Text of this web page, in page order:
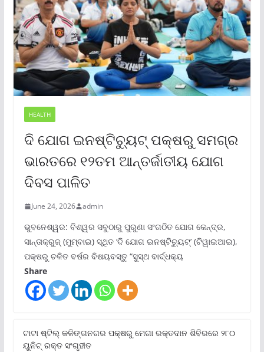
HEALTH
ଦି ଯୋଗ ଇନଷ୍ଟିଚ୍ୟୁଟ୍ ପକ୍ଷରୁ ସମଗ୍ର
ଭାରତରେ ୧୨ତମ ଆନ୍ତର୍ଜାତୀୟ ଯୋଗ
ଦିବସ ପାଳିତ
June 24, 2026 admin
ଭୁବନେଶ୍ୱର: ବିଶ୍ୱର ସବୁଠାରୁ ପୁରୁଣା ସଂଗଠିତ ଯୋଗ କେନ୍ଦ୍ର,
ସାନ୍ତାକ୍ରୁଜ୍ (ମୁମ୍ବାଇ) ସ୍ଥିତ ‘ଦି ଯୋଗ ଇନଷ୍ଟିଚ୍ୟୁଟ୍‌’ (ଟିୱାଇଆଇ),
ପକ୍ଷରୁ ଚଳିତ ବର୍ଷର ବିଷୟବସ୍ତୁ “ସୁସ୍ଥ ବାର୍ଦ୍ଧକ୍ୟ
Share
ଟାଟା ଷ୍ଟିଲ୍‌ କଳିଙ୍ଗନଗର ପକ୍ଷରୁ ମେଗା ରକ୍ତଦାନ ଶିବିରରେ ୨୮୦
ୟୁନିଟ୍‌ ରକ୍ତ ସଂଗୃହୀତ